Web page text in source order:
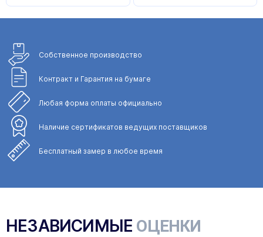
Собственное производство
Контракт и Гарантия на бумаге
Любая форма оплаты официально
Наличие сертификатов ведущих поставщиков
Бесплатный замер в любое время
НЕЗАВИСИМЫЕ ОЦЕНКИ